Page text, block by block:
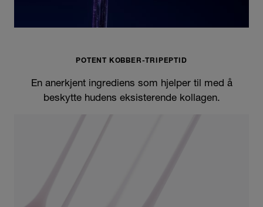
POTENT KOBBER-TRIPEPTID
En anerkjent ingrediens som hjelper til med å
beskytte hudens eksisterende kollagen.